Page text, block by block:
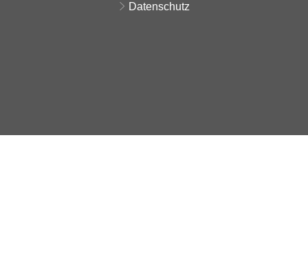
Datenschutz